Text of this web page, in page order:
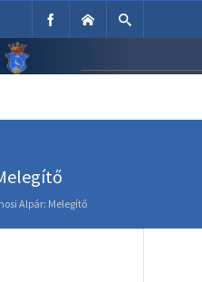
Egyház
Alpár: Melegítő